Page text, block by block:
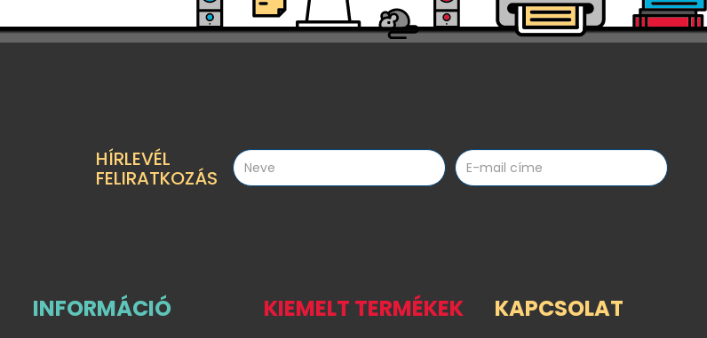
HÍRLEVÉL
FELIRATKOZÁS
INFORMÁCIÓ KIEMELT TERMÉKEK KAPCSOLAT